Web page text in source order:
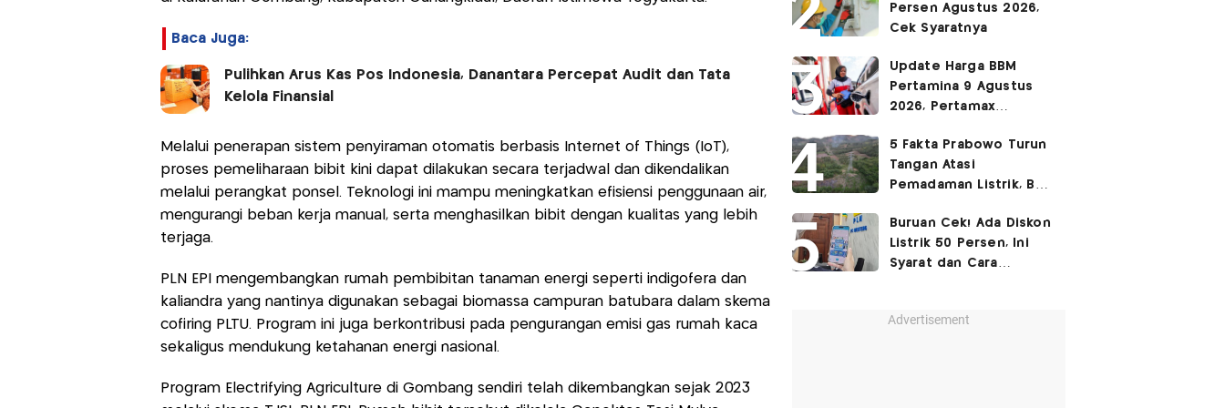
Baca Juga:
Pulihkan Arus Kas Pos Indonesia, Danantara Percepat Audit dan Tata
Kelola Finansial
Melalui penerapan sistem penyiraman otomatis berbasis Internet of Things (IoT),
proses pemeliharaan bibit kini dapat dilakukan secara terjadwal dan dikendalikan
melalui perangkat ponsel. Teknologi ini mampu meningkatkan efisiensi penggunaan air,
mengurangi beban kerja manual, serta menghasilkan bibit dengan kualitas yang lebih
terjaga.
PLN EPI mengembangkan rumah pembibitan tanaman energi seperti indigofera dan
kaliandra yang nantinya digunakan sebagai biomassa campuran batubara dalam skema
cofiring PLTU. Program ini juga berkontribusi pada pengurangan emisi gas rumah kaca
sekaligus mendukung ketahanan energi nasional.
Program Electrifying Agriculture di Gombang sendiri telah dikembangkan sejak 2023
Persen Agustus 2026,
Cek Syaratnya
Update Harga BBM
Pertamina 9 Agustus
2026, Pertamax
5 Fakta Prabowo Turun
Tangan Atasi
Pemadaman Listrik, BBM
Buruan Cek! Ada Diskon
Listrik 50 Persen, Ini
Syarat dan Cara
Advertisement